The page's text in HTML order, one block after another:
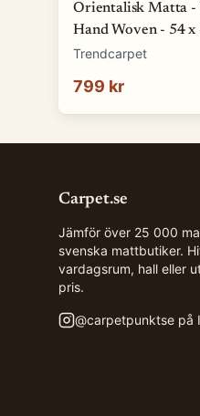
Orientalisk Matta -
Hand Woven - 54 x
54 x 86 cm)
Trendcarpet
799 kr
Carpet.se
Jämför över 25 000
svenska mattbutiker.
vardagsrum, hall eller
pris.
@carpetpunktse på